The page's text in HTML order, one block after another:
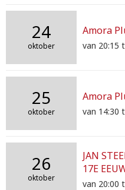
24
oktober
Amora
van 20:15
25
oktober
Amora
van 14:30
26
oktober
JAN
17E
van 20:00